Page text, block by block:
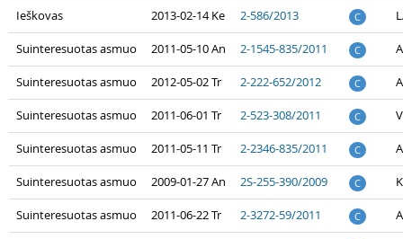
Ieškovas 2013-02-14 Ke 2-586/2013 C
Suinteresuotas asmuo 2011-05-10 An 2-1545-835/2011 C
Suinteresuotas asmuo 2012-05-02 Tr 2-222-652/2012 C
Suinteresuotas asmuo 2011-06-01 Tr 2-523-308/2011 C
Suinteresuotas asmuo 2011-05-11 Tr 2-2346-835/2011 C
Suinteresuotas asmuo 2009-01-27 An 2S-255-390/2009 C
Suinteresuotas asmuo 2011-06-22 Tr 2-3272-59/2011 C